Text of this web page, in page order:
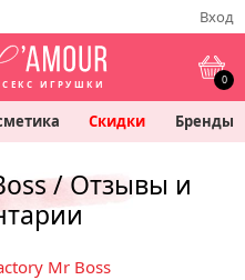
Вход
ИГРУШКИ 0
Скидки Бренды
/ Отзывы и
Mr Boss